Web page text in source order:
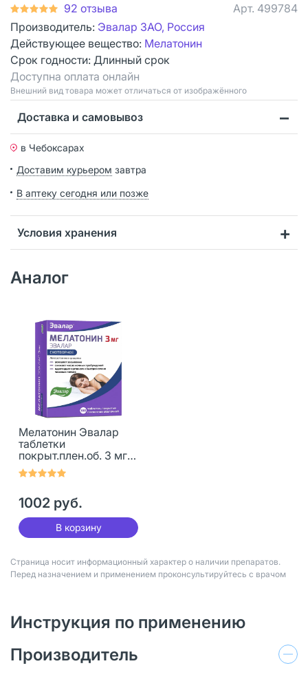
92 отзыва Арт. 499784
Производитель: Эвалар ЗАО, Россия
Действующее вещество: Мелатонин
Срок годности: Длинный срок
Доступна оплата онлайн
Bнешний вид товара может отличаться от изображённого
Доставка и самовывоз
в Чебоксарах
Доставим курьером завтра
В аптеку сегодня или позже
Условия хранения
Аналог
Мелатонин Эвалар
таблетки
покрыт.плен.об. 3 мг
100 шт
1002 руб.
В корзину
Страница носит информационный характер о наличии препаратов.
Перед назначением и применением проконсультируйтесь с врачом
Инструкция по применению
Производитель